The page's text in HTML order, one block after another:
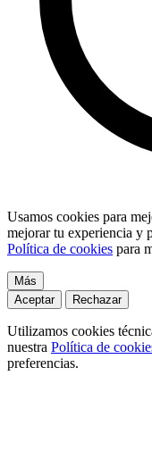
Usamos cookies para
mejorar tu experiencia y
Política de cookies para
Más
Aceptar
Rechazar
Utilizamos cookies
nuestra Política de
preferencias.